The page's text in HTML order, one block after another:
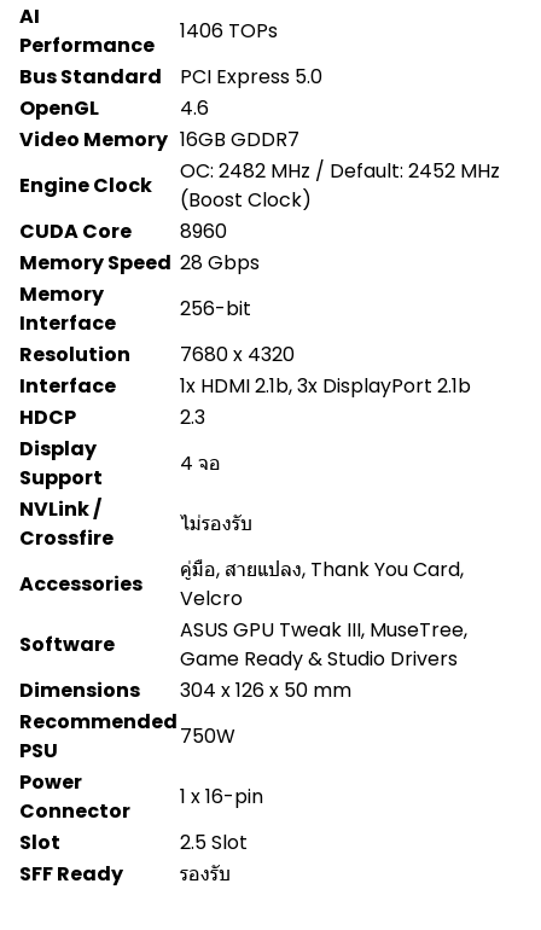
AI
Performance
1406 TOPs
Bus Standard
PCI Express 5.0
OpenGL
4.6
Video Memory 16GB GDDR7
Engine Clock
OC: 2482 MHz / Default: 2452 MHz
(Boost Clock)
CUDA Core
8960
Memory Speed 28 Gbps
Memory
Interface
256-bit
Resolution
7680 x 4320
Interface
1x HDMI 2.1b, 3x DisplayPort 2.1b
HDCP
2.3
Display
Support
4 จอ
NVLink /
Crossfire
ไม่รองรับ
Accessories
คู่มือ, สายแปลง, Thank You Card,
Velcro
Software
ASUS GPU Tweak III, MuseTree,
Game Ready & Studio Drivers
Dimensions
304 x 126 x 50 mm
Recommended
PSU
750W
Power
Connector
1 x 16-pin
Slot
2.5 Slot
SFF Ready
รองรับ